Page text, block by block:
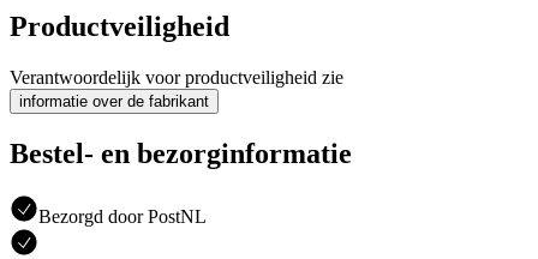
Productveiligheid
Verantwoordelijk voor productveiligheid zie
informatie over de fabrikant
Bestel- en bezorginformatie
Bezorgd door PostNL